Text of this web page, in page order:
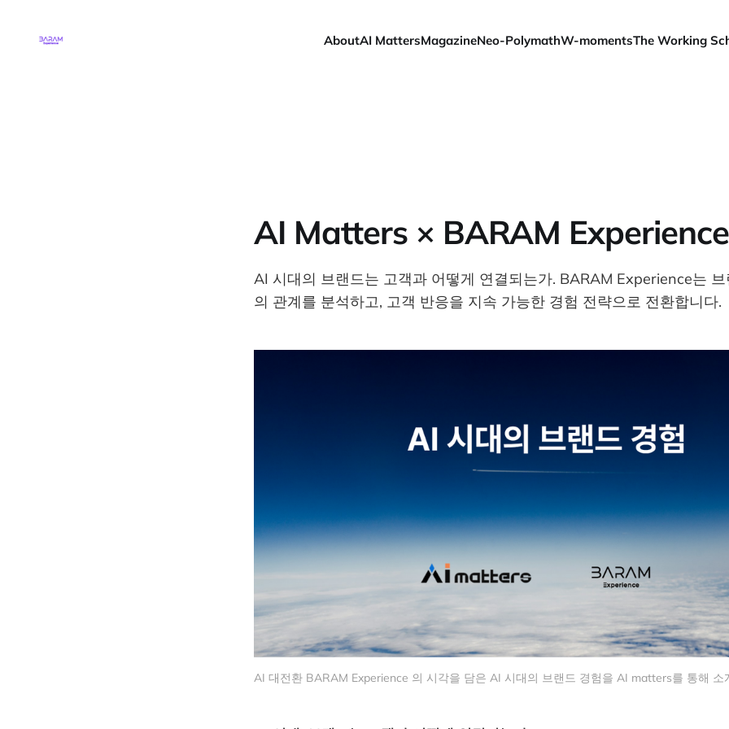
AboutAI MattersMagazineNeo-PolymathW-momentsThe Working
AI Matters × BARAM Experience
AI 시대의 브랜드는 고객과 어떻게 연결되는가. BARAM Experience는
의 관계를 분석하고, 고객 반응을 지속 가능한 경험 전략으로 전환합니다.
AI 대전환 BARAM Experience 의 시각을 담은 AI 시대의 브랜드 경험을 AI matters를 통해 소